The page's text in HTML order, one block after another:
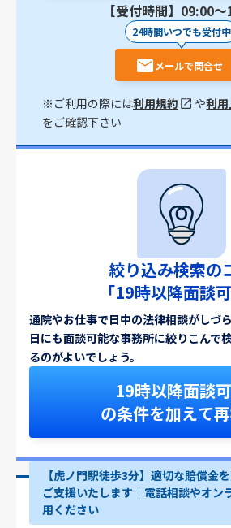
【受付時間】09:00
24時間いつでも受付中
メールで問合せ
※ご利用の際には利用規約 や利
をご確認下さい
絞り込み検索の
「19時以降面談可
通院やお仕事で日中の法律相談がしづ
日にも面談可能な事務所に絞りこんで
るのがよいでしょう。
19時以降面談
の条件を加えて
【虎ノ門駅徒歩3分】適切な賠償金
ご支援いたします│電話相談やオン
用ください